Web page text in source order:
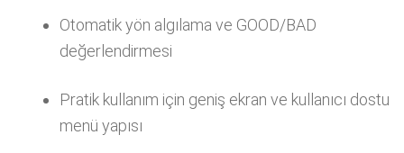
Otomatik yön algılama ve GOOD/BAD
değerlendirmesi
Pratik kullanım için geniş ekran ve kullanıcı dostu
menü yapısı